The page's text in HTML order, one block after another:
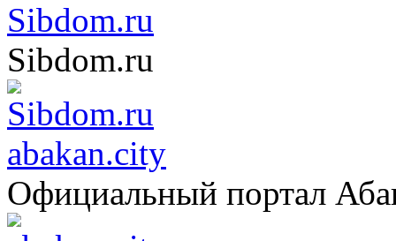
Sibdom.ru
Sibdom.ru
abakan.city
Официальный портал